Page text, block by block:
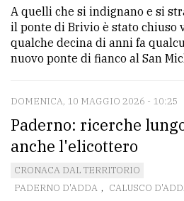
A quelli che si indignano e si
il ponte di Brivio è stato chiuso
qualche decina di anni fa
nuovo ponte di fianco al San
DOMENICA, 10 MAGGIO 2026 - 10:25
Paderno: ricerche
anche l'elicottero
CRONACA DAL TERRITORIO
PADERNO D'ADDA , CALUSCO